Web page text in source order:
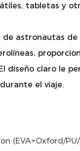
tabletas y
astronautas de
diseño claro le
el viaje.
(EVA+Oxford/